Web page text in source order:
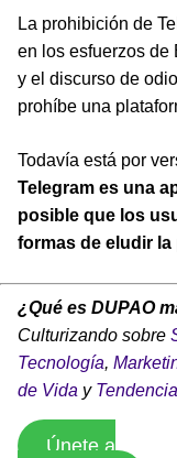
La prohibición de
en los esfuerzos de
y el discurso de
prohíbe una
Todavía está por
Telegram es una
posible que los
formas de eludir
¿Qué es DUPAO
Culturizando sobre
Tecnología,
de Vida y
Únete a